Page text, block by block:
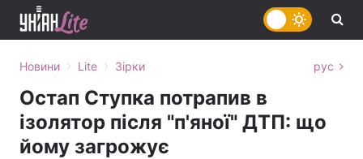
Новини › Lite › Зірки рус
Остап Ступка потрапив в
ізолятор після "п'яної" ДТП: що
йому загрожує